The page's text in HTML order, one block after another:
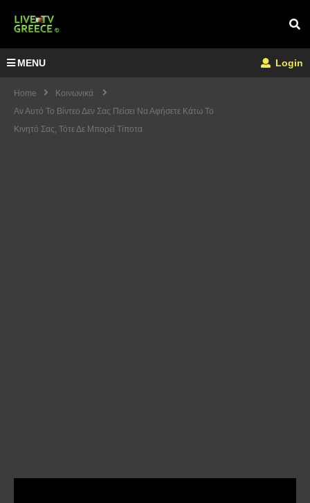
MENU Login
Home
Κοινωνικά
Αν Αυτό Το Βίντεο Δεν Σας Πείσει Να Αφήσετε Κάτω Το
Κινητό Σας, Τότε Δε Μπορεί Τίποτα